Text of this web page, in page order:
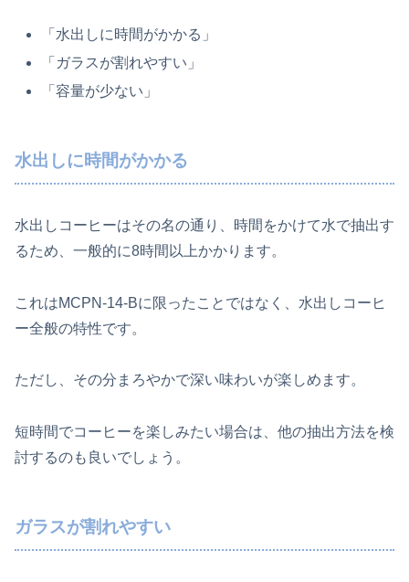
「水出しに時間がかかる」
「ガラスが割れやすい」
「容量が少ない」
水出しに時間がかかる
水出しコーヒーはその名の通り、時間をかけて水で抽出す
るため、一般的に8時間以上かかります。
これはMCPN-14-Bに限ったことではなく、水出しコーヒ
ー全般の特性です。
ただし、その分まろやかで深い味わいが楽しめます。
短時間でコーヒーを楽しみたい場合は、他の抽出方法を検
討するのも良いでしょう。
ガラスが割れやすい